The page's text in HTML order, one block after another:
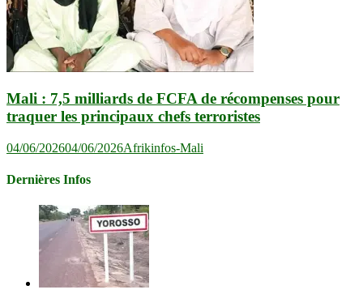
Mali : 7,5 milliards de FCFA de récompenses pour
traquer les principaux chefs terroristes
04/06/202604/06/2026Afrikinfos-Mali
Dernières Infos